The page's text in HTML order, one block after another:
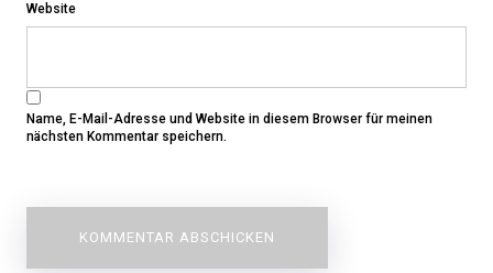
Website
Name, E-Mail-Adresse und Website in diesem Browser für meinen
nächsten Kommentar speichern.